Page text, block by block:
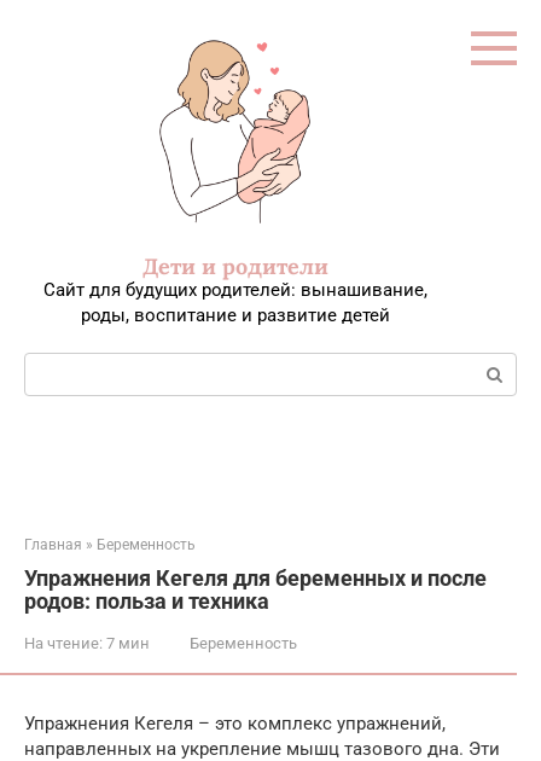
Дети и родители
Сайт для будущих родителей: вынашивание,
роды, воспитание и развитие детей
Поиск:
Главная » Беременность
Упражнения Кегеля для беременных и после
родов: польза и техника
На чтение: 7 мин Беременность
Упражнения Кегеля – это комплекс упражнений,
направленных на укрепление мышц тазового дна. Эти